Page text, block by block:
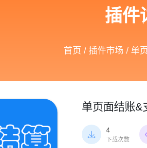
插件
首页 / 插件市场 / 单
单页面结账&

4
下载次数